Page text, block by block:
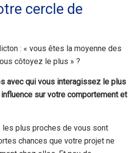
cercle de
: « vous êtes la moyenne des
côtoyez le plus » ?
avec qui vous interagissez le plus
sur votre comportement et
plus proches de vous sont
chances que votre projet ne